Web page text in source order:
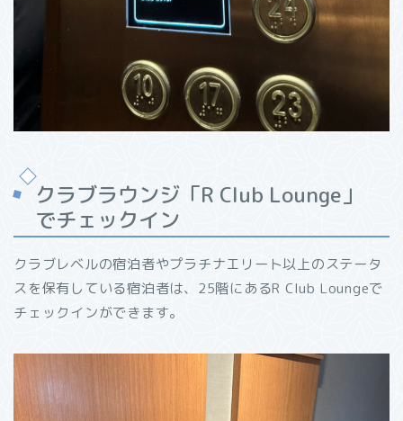
クラブラウンジ「R Club Lounge」
でチェックイン
クラブレベルの宿泊者やプラチナエリート以上のステータ
スを保有している宿泊者は、25階にあるR Club Loungeで
チェックインができます。